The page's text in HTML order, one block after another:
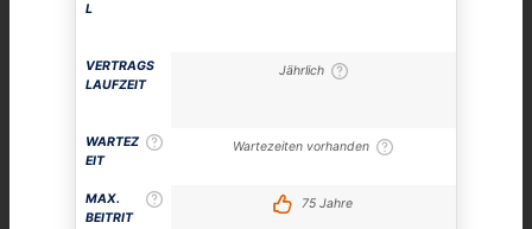
L
VERTRAGS
LAUFZEIT
WARTEZ
EIT
MAX.
BEITRIT
Jährlich
Wartezeiten vorhanden
75 Jahre